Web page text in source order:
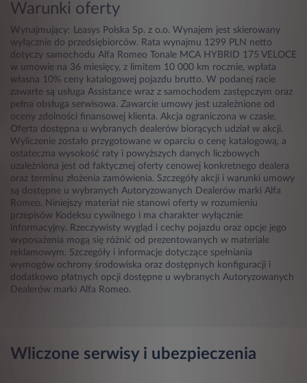
Warunki oferty
Wynajmujący: Leasys Polska Sp. z o.o. Wynajem jest skierowany
wyłącznie do przedsiębiorców. Rata wynajmu 1299 PLN netto
dotyczy samochodu Alfa Romeo Tonale MCA HYBRID 175 VELOCE
w umowie na 36 miesięcy, z limitem 10 000 km rocznie, wpłata
własna 10% ceny katalogowej pojazdu brutto. W podanej racie
zawarte są usługa Assistance wraz z samochodem zastępczym oraz
pełna obsługa serwisowa. Zawarcie umowy jest uzależnione od
oceny zdolności finansowej klienta. Akcja ograniczona w czasie.
Oferta dostępna u wybranych dealerów biorących udział w akcji.
Wyliczenie zostało przygotowane w oparciu o cenę katalogową, a
ostateczna wysokość raty i powyższych danych liczbowych
uzależniona jest od faktycznej oferty cenowej konkretnego dealera
oraz terminu złożenia zamówienia. Szczegóły akcji i warunki umowy
są dostępne u wybranych Autoryzowanych Dealerów marki Alfa
Romeo. Niniejszy materiał nie stanowi oferty w rozumieniu
przepisów Kodeksu cywilnego i ma charakter wyłącznie
informacyjny. Rzeczywisty wygląd i cechy pojazdu oraz opcje jego
wyposażenia mogą się różnić od prezentowanych w materiale
reklamowym. Szczegóły i informacje dotyczące spełniania
wymogów ochrony środowiska oraz dostępnych konfiguracji i
dodatkowo płatnych opcji dostępne u wybranych Autoryzowanych
Dealerów marki Alfa Romeo.
Wliczone serwisy i ubezpieczenia